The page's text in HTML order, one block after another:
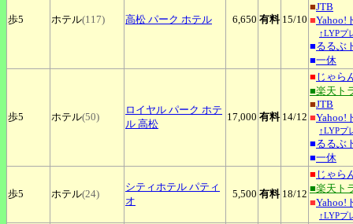
歩5 ホテル(117) 高松 パーク ホテル 6,650 有料 15/10
■JTB
■Yahoo!
↑LYPプ
■るるぶ
■一休
歩5 ホテル(50)
ロイヤル パーク ホテ
ル 高松
17,000 有料 14/12
■ じゃら
■楽天ト
■JTB
■Yahoo!
↑LYPプ
■るるぶ
■一休
歩5 ホテル(24)
シティホテル パティ
オ
5,500 有料 18/12
■ じゃら
■楽天ト
■Yahoo!
↑LYPプ